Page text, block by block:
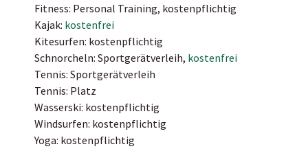
Fitness: Personal Training, kostenpflichtig
Kajak: kostenfrei
Kitesurfen: kostenpflichtig
Schnorcheln: Sportgerätverleih, kostenfrei
Tennis: Sportgerätverleih
Tennis: Platz
Wasserski: kostenpflichtig
Windsurfen: kostenpflichtig
Yoga: kostenpflichtig